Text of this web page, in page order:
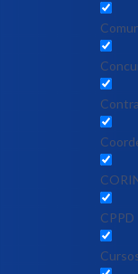
CPPD